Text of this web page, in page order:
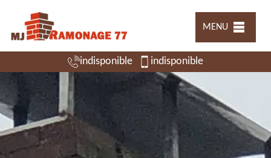
MENU
indisponible indisponible